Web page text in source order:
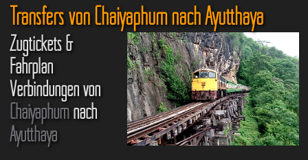
Transfers von Chaiyaphum nach Ayutthaya
Zugtickets &
Fahrplan
Verbindungen von
Chaiyaphumnach
Ayutthaya